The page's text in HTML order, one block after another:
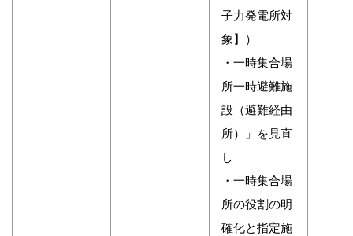
子力発電所対
象】）
・一時集合場
所一時避難施
設（避難経由
所）」を見直
し
・一時集合場
所の役割の明
確化と指定施